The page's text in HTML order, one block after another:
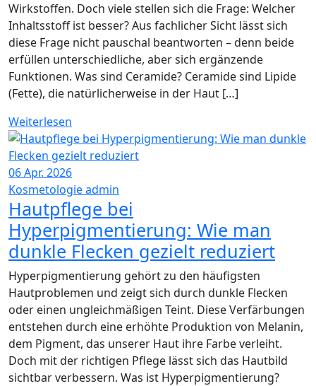
Wirkstoffen. Doch viele stellen sich die Frage: Welcher
Inhaltsstoff ist besser? Aus fachlicher Sicht lässt sich
diese Frage nicht pauschal beantworten – denn beide
erfüllen unterschiedliche, aber sich ergänzende
Funktionen. Was sind Ceramide? Ceramide sind Lipide
(Fette), die natürlicherweise in der Haut […]
Weiterlesen
06Apr. 2026
Kosmetologieadmin
Hautpflege bei
Hyperpigmentierung: Wie man
dunkle Flecken gezielt reduziert
Hyperpigmentierung gehört zu den häufigsten
Hautproblemen und zeigt sich durch dunkle Flecken
oder einen ungleichmäßigen Teint. Diese Verfärbungen
entstehen durch eine erhöhte Produktion von Melanin,
dem Pigment, das unserer Haut ihre Farbe verleiht.
Doch mit der richtigen Pflege lässt sich das Hautbild
sichtbar verbessern. Was ist Hyperpigmentierung?